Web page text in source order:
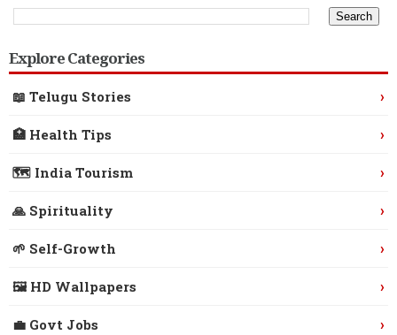
Explore Categories
📖 Telugu Stories ›
🏥 Health Tips ›
🗺️ India Tourism ›
🙏 Spirituality ›
🌱 Self-Growth ›
🖼️ HD Wallpapers ›
💼 Govt Jobs ›